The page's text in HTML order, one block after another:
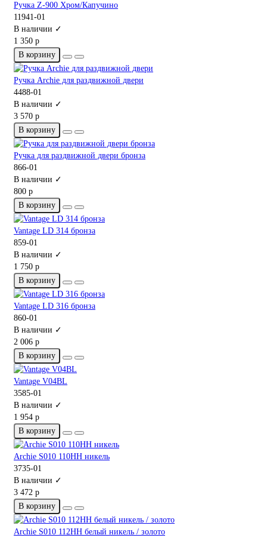
Ручка Z-900 Хром/Капучино
11941-01
В наличии ✓
1 350 р
В корзину
Ручка Archie для раздвижной двери
4488-01
В наличии ✓
3 570 р
В корзину
Ручка для раздвижной двери бронза
866-01
В наличии ✓
800 р
В корзину
Vantage LD 314 бронза
859-01
В наличии ✓
1 750 р
В корзину
Vantage LD 316 бронза
860-01
В наличии ✓
2 006 р
В корзину
Vantage V04BL
3585-01
В наличии ✓
1 954 р
В корзину
Archie S010 110HH никель
3735-01
В наличии ✓
3 472 р
В корзину
Archie S010 112HH белый никель / золото